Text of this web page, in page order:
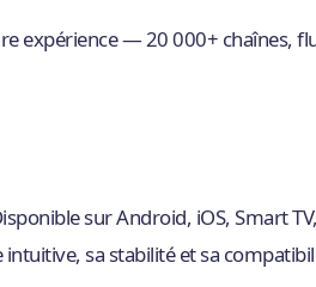
expérience — 20 000+ chaînes,
sur Android, iOS, Smart
sa stabilité et sa